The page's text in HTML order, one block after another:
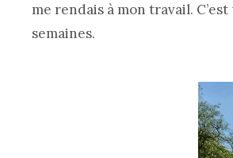
me rendais à mon travail.
semaines.